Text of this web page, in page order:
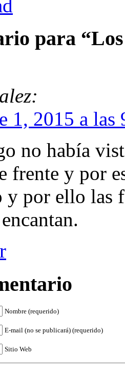
para
1, 2015 a las
no había
frente y por
y por ello las
Nombre (requerido)
E-mail (no se publicará) (requerido)
Sitio Web